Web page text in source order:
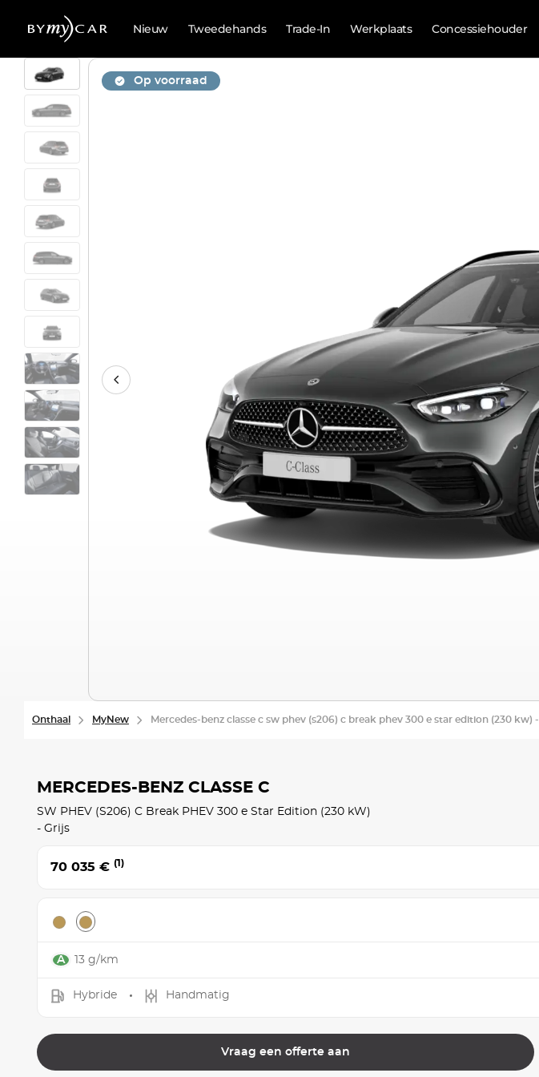
Nieuw Tweedehands Trade-In Werkplaats Concessiehouder
Onthaal MyNew Mercedes-benz classe c sw phev (s206) c break phev 300 e star edition (230 kw) -
Op voorraad
MERCEDES-BENZ CLASSE C
SW PHEV (S206) C Break PHEV 300 e Star Edition (230 kW)
- Grijs
70 035 € (1)
13 g/km
Hybride Handmatig
Vraag een offerte aan